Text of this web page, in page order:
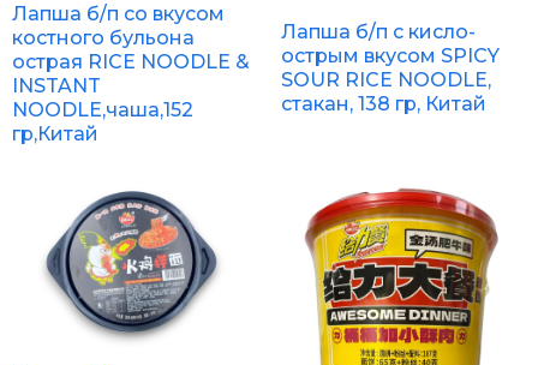
Лапша б/п со вкусом
костного бульона
острая RICE NOODLE &
INSTANT
NOODLE,чаша,152
гр,Китай
Лапша б/п с кисло-
острым вкусом SPICY
SOUR RICE NOODLE,
стакан, 138 гр, Китай